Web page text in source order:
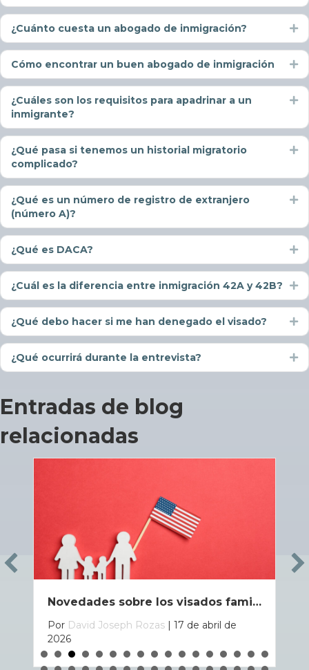
¿Cuánto cuesta un abogado de inmigración?
Cómo encontrar un buen abogado de inmigración
¿Cuáles son los requisitos para apadrinar a un
inmigrante?
¿Qué pasa si tenemos un historial migratorio
complicado?
¿Qué es un número de registro de extranjero
(número A)?
¿Qué es DACA?
¿Cuál es la diferencia entre inmigración 42A y 42B?
¿Qué debo hacer si me han denegado el visado?
¿Qué ocurrirá durante la entrevista?
Entradas de blog
relacionadas
Novedades sobre los visados familiares en 2026: qué ha cambiado y qué deben hacer las familias ahora
Por David Joseph Rozas | 17 de abril de
2026